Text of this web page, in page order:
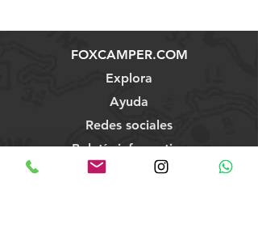
FOXCAMPER.COM
Explora
Ayuda
Redes sociales
Boletín informativo